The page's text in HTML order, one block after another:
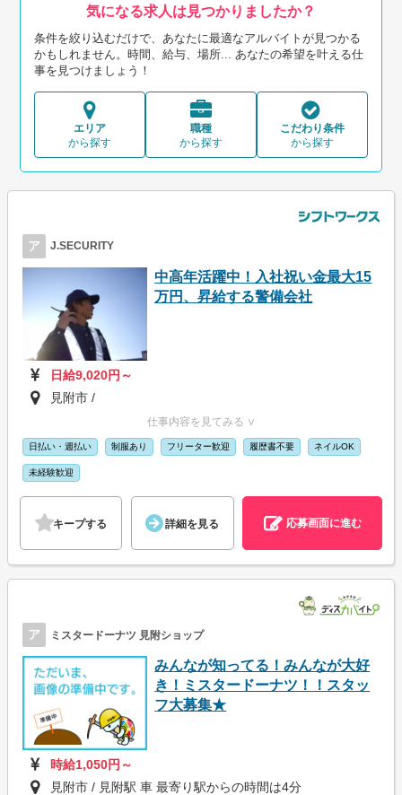
気になる求人は見つかりましたか？
条件を絞り込むだけで、あなたに最適なアルバイトが見つかる
かもしれません。時間、給与、場所... あなたの希望を叶える仕
事を見つけましょう！
エリア
から探す
職種
から探す
こだわり条件
から探す
ア J.SECURITY
中高年活躍中！入社祝い金最大15
万円、昇給する警備会社
日給9,020円～
見附市 /
仕事内容を見てみる ∨
日払い・週払い 制服あり フリーター歓迎 履歴書不要 ネイルOK
未経験歓迎
キープする 詳細を見る 応募画面に進む
ア ミスタードーナツ 見附ショップ
みんなが知ってる！みんなが大好
き！ミスタードーナツ！！スタッ
フ大募集★
時給1,050円～
見附市 / 見附駅 車 最寄り駅からの時間は4分